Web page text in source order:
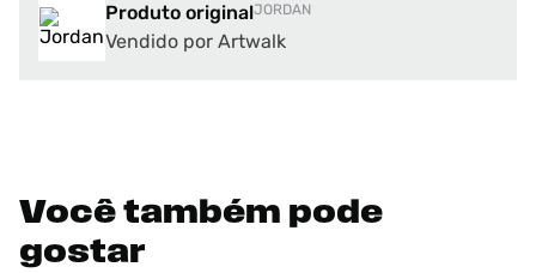
Produto originalJORDAN
Vendido por Artwalk
Você também pode
gostar